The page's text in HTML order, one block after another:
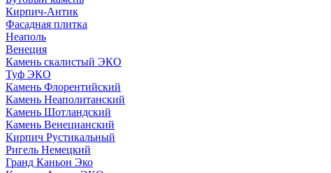
Кирпич-Антик
Фасадная плитка
Неаполь
Венеция
Камень скалистый ЭКО
Туф ЭКО
Камень Флорентийский
Камень Неаполитанский
Камень Шотландский
Камень Венецианский
Кирпич Рустикальный
Ригель Немецкий
Гранд Каньон Эко